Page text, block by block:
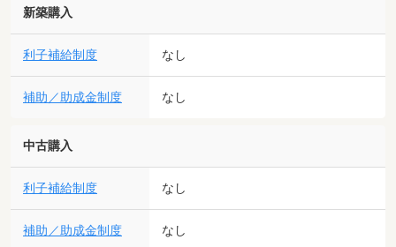
新築購入
利子補給制度 なし
補助／助成金制度 なし
中古購入
利子補給制度 なし
補助／助成金制度 なし